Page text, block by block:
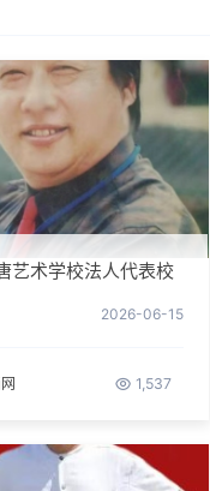
艺术学校法人代表校
2026-06-15
1,537